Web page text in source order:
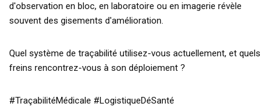
d'observation en bloc, en laboratoire ou en imagerie révèle
souvent des gisements d'amélioration.
Quel système de traçabilité utilisez-vous actuellement, et quels
freins rencontrez-vous à son déploiement ?
#TraçabilitéMédicale #LogistiqueDéSanté